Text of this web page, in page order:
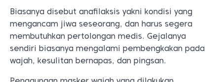
Biasanya disebut anafilaksis yakni kondisi yang
mengancam jiwa seseorang, dan harus segera
membutuhkan pertolongan medis. Gejalanya
sendiri biasanya mengalami pembengkakan pada
wajah, kesulitan bernapas, dan pingsan.